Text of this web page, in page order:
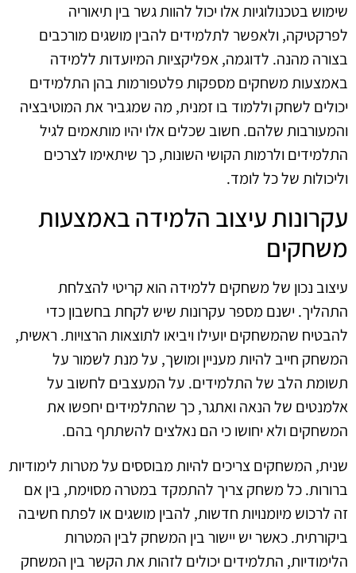
שימוש בטכנולוגיות אלו יכול להוות גשר בין תיאוריה
לפרקטיקה, ולאפשר לתלמידים להבין מושגים מורכבים
בצורה מהנה. לדוגמה, אפליקציות המיועדות ללמידה
באמצעות משחקים מספקות פלטפורמות בהן התלמידים
יכולים לשחק וללמוד בו זמנית, מה שמגביר את המוטיבציה
והמעורבות שלהם. חשוב שכלים אלו יהיו מותאמים לגיל
התלמידים ולרמות הקושי השונות, כך שיתאימו לצרכים
וליכולות של כל לומד.
עקרונות עיצוב הלמידה באמצעות
משחקים
עיצוב נכון של משחקים ללמידה הוא קריטי להצלחת
התהליך. ישנם מספר עקרונות שיש לקחת בחשבון כדי
להבטיח שהמשחקים יועילו ויביאו לתוצאות הרצויות. ראשית,
המשחק חייב להיות מעניין ומושך, על מנת לשמור על
תשומת הלב של התלמידים. על המעצבים לחשוב על
אלמנטים של הנאה ואתגר, כך שהתלמידים יחפשו את
המשחקים ולא יחושו כי הם נאלצים להשתתף בהם.
שנית, המשחקים צריכים להיות מבוססים על מטרות לימודיות
ברורות. כל משחק צריך להתמקד במטרה מסוימת, בין אם
זה לרכוש מיומנויות חדשות, להבין מושגים או לפתח חשיבה
ביקורתית. כאשר יש יישור בין המשחק לבין המטרות
הלימודיות, התלמידים יכולים לזהות את הקשר בין המשחק